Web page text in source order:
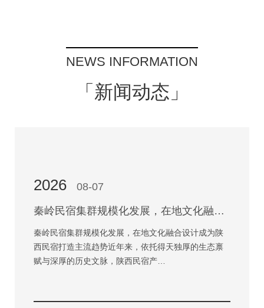
NEWS INFORMATION
「新闻动态」
2026 08-07
秦岭民宿集群规模化发展，在地文化融合设计成为陕西民宿打造主流趋势
秦岭民宿集群规模化发展，在地文化融合设计成为陕
西民宿打造主流趋势近年来，依托得天独厚的生态禀
赋与深厚的历史文脉，陕西民宿产…